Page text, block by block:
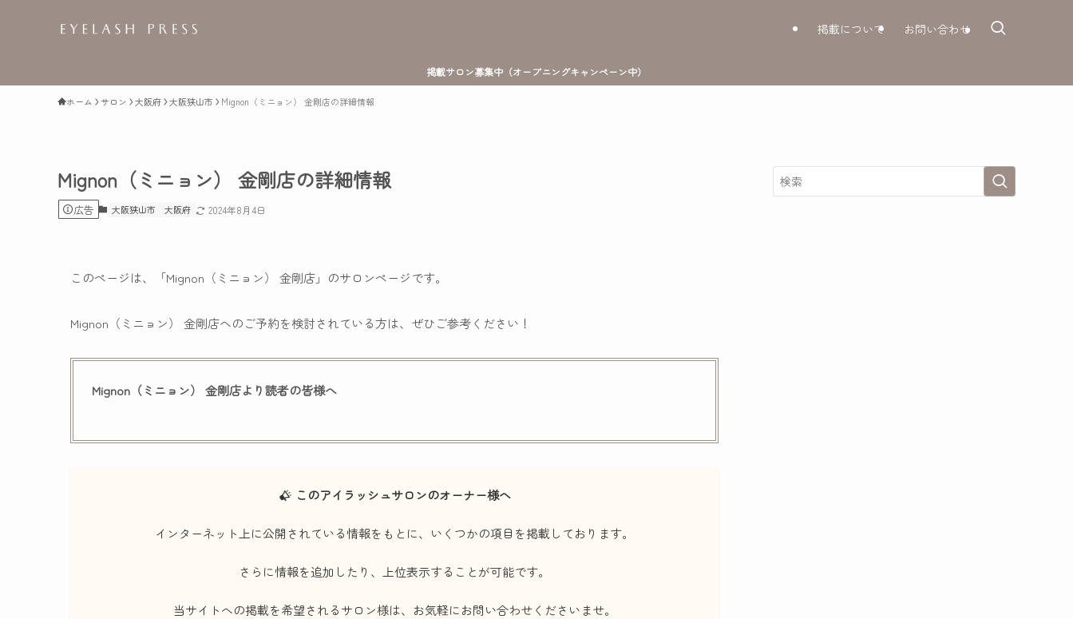
掲載について お問い合わせ
掲載サロン募集中（オープニングキャンペーン中）
ホーム サロン 大阪府 大阪狭山市 Mignon（ミニョン） 金剛店の詳細情報
Mignon（ミニョン） 金剛店の詳細情報
広告 大阪狭山市 大阪府 2024年8月4日
このページは、「Mignon（ミニョン） 金剛店」のサロンページです。
Mignon（ミニョン） 金剛店へのご予約を検討されている方は、ぜひご参考ください！
Mignon（ミニョン） 金剛店より読者の皆様へ
このアイラッシュサロンのオーナー様へ
インターネット上に公開されている情報をもとに、いくつかの項目を掲載しております。
さらに情報を追加したり、上位表示することが可能です。
当サイトへの掲載を希望されるサロン様は、お気軽にお問い合わせくださいませ。